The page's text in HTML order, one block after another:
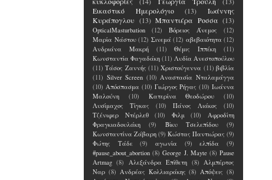
Εικαστικό Ημερολόγιο
(13)
Ιωάννης
Κυράπογλου (13) Μπαντιέρα Ροσσα (13)
OpticalMasturbation (12) Βόρειος Άνεμος
(12)
Μαρία Νάστου (12) Σινεμά (12) αβεβαιότητα (12)
Ανδριάνα Μακρή
(11) Θέμις Ιππέκη
(11)
Κωνσταντία Φαγαδάκη (11) Λυδία Ανεστοπούλου
(11) Τάσος Ζαννής (11) Χριστούγεννα (11) βιβλία
(11) Silver Screen (10) Αναστασία Νταλαμάγγα
(10) Απόσπασμα (10) Γιώργος Ρήγας (10) Ιωάννα
Μαλούνη
(10) Κατερίνα Θεοδώρου
(10)
Λυσίμαχος Τίγκας
(10) Πάνος Λιάκος
(10)
Τζένιφερ Ντέρλεθ
(10) Φιλμ (10)
Αφροδίτη
Φραγκιαδουλάκη
(9) Βίκυ Τσελεπίδου
(9)
Κωνσταντίνα Ζάβαρη (9) Κώστας Παντιώρας (9)
Φώτης Τάδε
(9) αγωνία (9) ελπίδα
(9)
#pause_about_abortion (8) George J. Mayte (8) Pause
Artmag (8) Αλεξάνδρα Επίθετη (8) Αλμπέρτος
Ναρ (8) Ανδρέας Κολλιαράκης (8) Απόψεις (8)